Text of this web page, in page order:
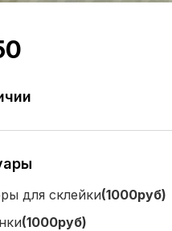
для склейки(1000руб)
(1000руб)